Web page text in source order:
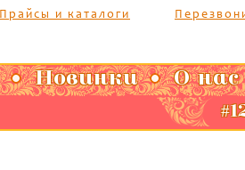
Прайсы и каталоги
Новинки О нас